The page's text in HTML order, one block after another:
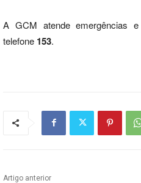
A GCM atende emergências
telefone 153.
Artigo anterior